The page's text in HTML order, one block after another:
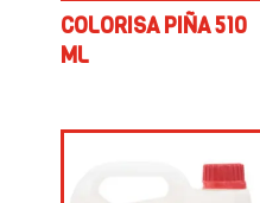
COLORISA PIÑA 510
ML